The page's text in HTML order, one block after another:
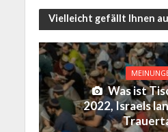
Vielleicht gefällt Ihnen
Was ist
2022, Israels